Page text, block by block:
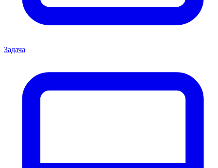
Задача